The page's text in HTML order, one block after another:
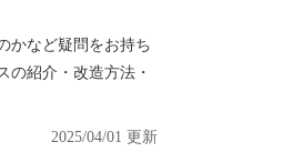
かなど疑問をお持ち
の紹介・改造方法・
2025/04/01 更新